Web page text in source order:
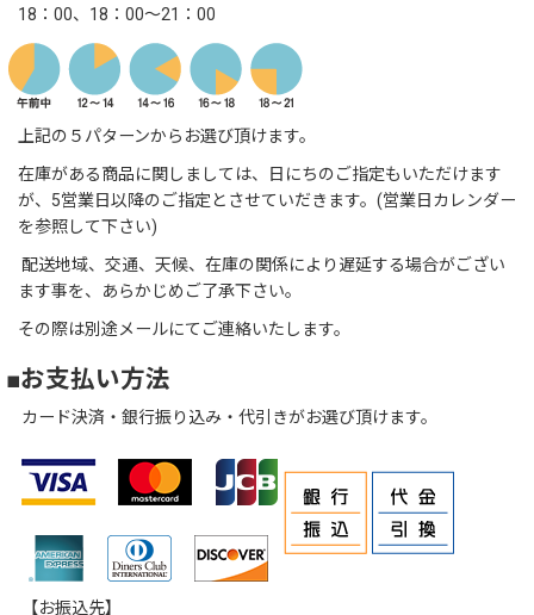
18：00、18：00～21：00
上記の５パターンからお選び頂けます。
在庫がある商品に関しましては、日にちのご指定もいただけます
が、5営業日以降のご指定とさせていだきます。(営業日カレンダー
を参照して下さい)
配送地域、交通、天候、在庫の関係により遅延する場合がござい
ます事を、あらかじめご了承下さい。
その際は別途メールにてご連絡いたします。
■お支払い方法
カード決済・銀行振り込み・代引きがお選び頂けます。
【お振込先】